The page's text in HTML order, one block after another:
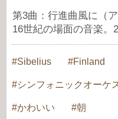
第3曲：行進曲風に（
16世紀の場面の音楽。
Sibelius Finland
シンフォニックオーケ
かわいい 朝